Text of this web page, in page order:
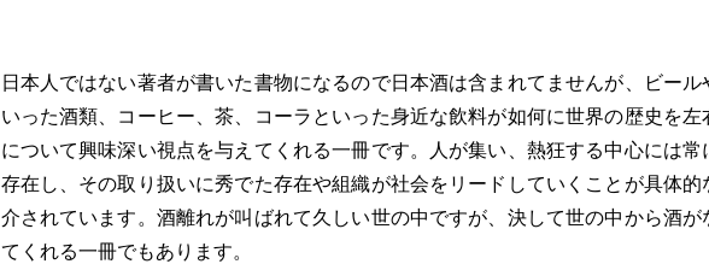
日本人ではない著者が書いた書物になるので日本酒は含まれてませんが、ビール
いった酒類、コーヒー、茶、コーラといった身近な飲料が如何に世界の歴史を左
について興味深い視点を与えてくれる一冊です。人が集い、熱狂する中心には
存在し、その取り扱いに秀でた存在や組織が社会をリードしていくことが具体的
介されています。酒離れが叫ばれて久しい世の中ですが、決して世の中から酒が
てくれる一冊でもあります。